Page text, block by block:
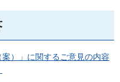
案）」に関するご意見の内容